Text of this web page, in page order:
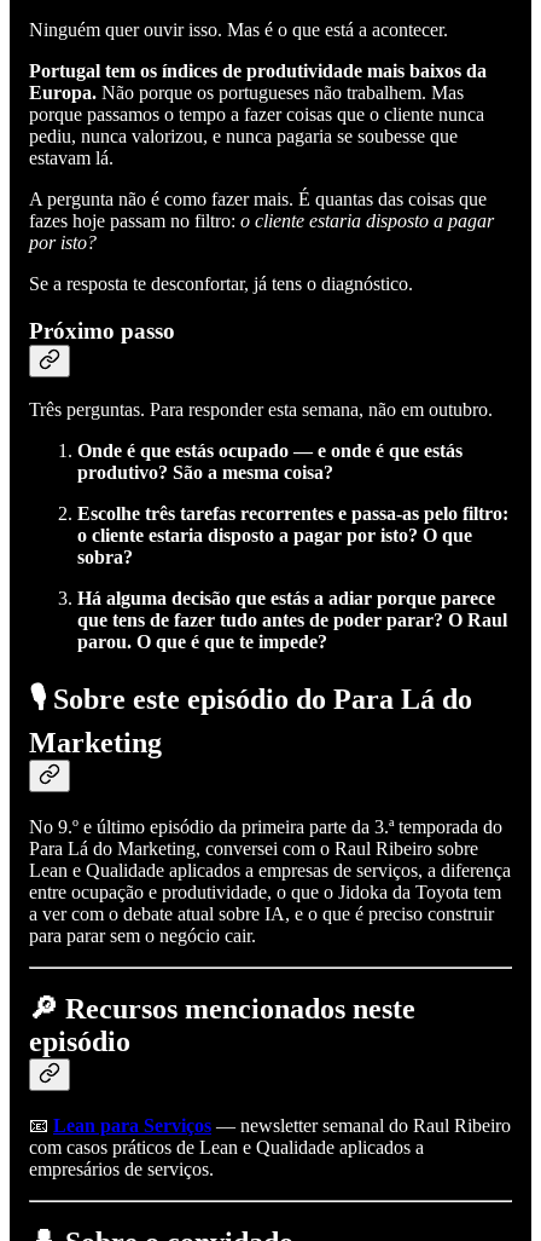
Ninguém quer ouvir isso. Mas é o que está a acontecer.
Portugal tem os índices de produtividade mais baixos da
Europa. Não porque os portugueses não trabalhem. Mas
porque passamos o tempo a fazer coisas que o cliente nunca
pediu, nunca valorizou, e nunca pagaria se soubesse que
estavam lá.
A pergunta não é como fazer mais. É quantas das coisas que
fazes hoje passam no filtro: o cliente estaria disposto a pagar
por isto?
Se a resposta te desconfortar, já tens o diagnóstico.
Próximo passo
Três perguntas. Para responder esta semana, não em outubro.
Onde é que estás ocupado — e onde é que estás
produtivo? São a mesma coisa?
Escolhe três tarefas recorrentes e passa-as pelo filtro:
o cliente estaria disposto a pagar por isto? O que
sobra?
Há alguma decisão que estás a adiar porque parece
que tens de fazer tudo antes de poder parar? O Raul
parou. O que é que te impede?
🎙️ Sobre este episódio do Para Lá do
Marketing
No 9.º e último episódio da primeira parte da 3.ª temporada do
Para Lá do Marketing, conversei com o Raul Ribeiro sobre
Lean e Qualidade aplicados a empresas de serviços, a diferença
entre ocupação e produtividade, o que o Jidoka da Toyota tem
a ver com o debate atual sobre IA, e o que é preciso construir
para parar sem o negócio cair.
🔎 Recursos mencionados neste
episódio
📧 Lean para Serviços — newsletter semanal do Raul Ribeiro
com casos práticos de Lean e Qualidade aplicados a
empresários de serviços.